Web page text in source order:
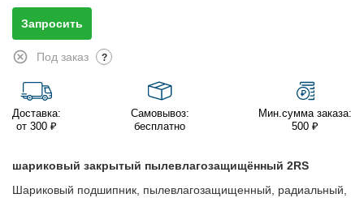
Запросить
Под заказ ?
Доставка:
от 300 ₽
Самовывоз:
бесплатно
Мин.сумма заказа:
500 ₽
шариковый закрытый пылевлагозащищённый 2RS
Шариковый подшипник, пылевлагозащищенный, радиальный,